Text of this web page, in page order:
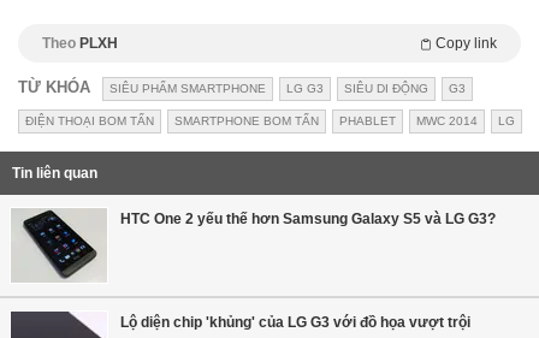
Theo PLXH Copy link
TỪ KHÓA SIÊU PHẨM SMARTPHONE LG G3 SIÊU DI ĐỘNG G3
ĐIỆN THOẠI BOM TẤN SMARTPHONE BOM TẤN PHABLET MWC 2014 LG
Tin liên quan
HTC One 2 yếu thế hơn Samsung Galaxy S5 và LG G3?
Lộ diện chip 'khủng' của LG G3 với đồ họa vượt trội